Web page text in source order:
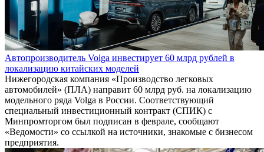
Автопроизводитель Volga инвестирует 60 млрд рублей в
локализацию китайских моделей
Нижегородская компания «Производство легковых
автомобилей» (ПЛА) направит 60 млрд руб. на локализацию
модельного ряда Volga в России. Соответствующий
специальный инвестиционный контракт (СПИК) с
Минпромторгом был подписан в феврале, сообщают
«Ведомости» со ссылкой на источники, знакомые с бизнесом
предприятия.